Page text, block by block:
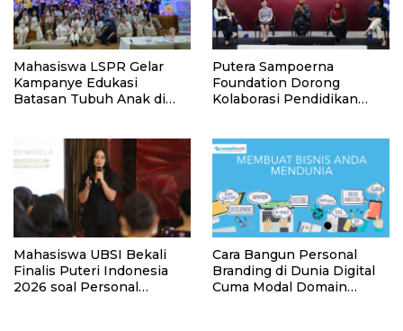
Mahasiswa LSPR Gelar
Kampanye Edukasi
Batasan Tubuh Anak di
Putera Sampoerna
Foundation Dorong
Kolaborasi Pendidikan
Mahasiswa UBSI Bekali
Finalis Puteri Indonesia
2026 soal Personal
Cara Bangun Personal
Branding di Dunia Digital
Cuma Modal Domain